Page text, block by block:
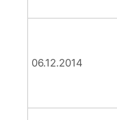
06.12.2014